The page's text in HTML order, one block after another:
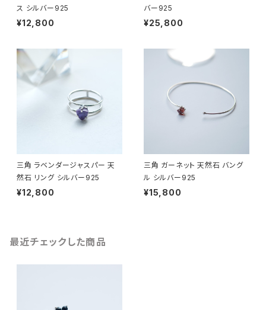
ス シルバー925
¥12,800
バー925
¥25,800
三角 ラベンダージャスパー 天
然石 リング シルバー925
¥12,800
三角 ガーネット 天然石 バング
ル シルバー925
¥15,800
最近チェックした商品